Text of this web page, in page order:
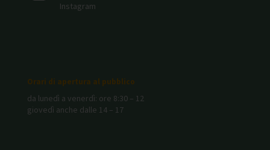
Instagram
Orari di apertura al pubblico
da lunedì a venerdì: ore 8:30 – 12
giovedì anche dalle 14 – 17